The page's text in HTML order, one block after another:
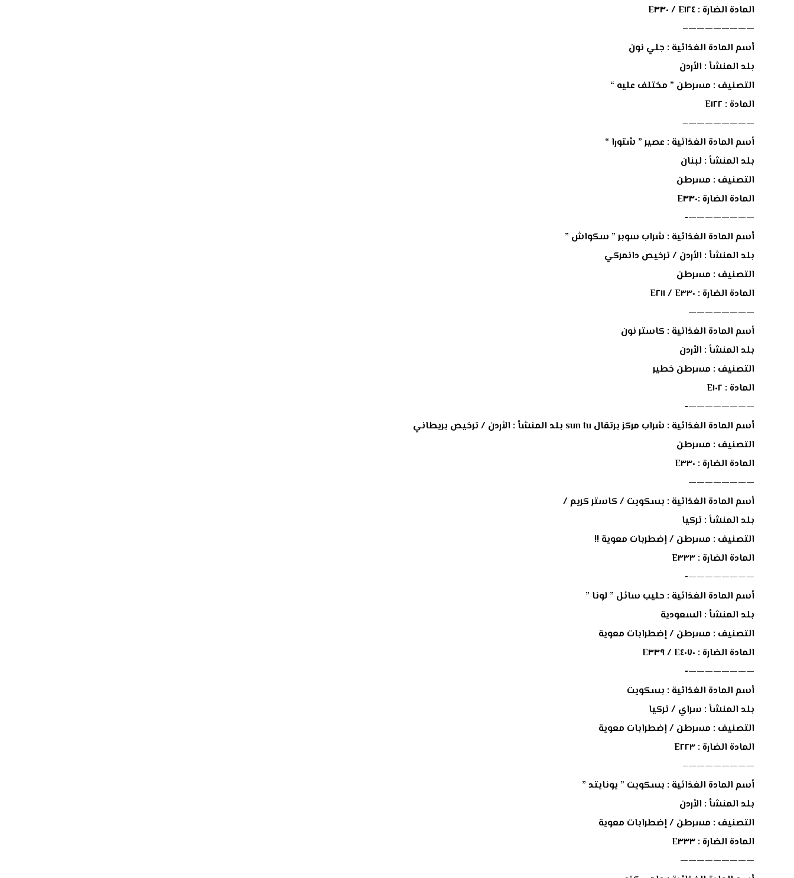
المادة الضارة : E١٢٤ / E٣٣٠
————————–
أسم المادة الغذائية : جلي نون
بلد المنشأ : اﻷردن
التصنيف : مسرطن ” مختلف عليه “
المادة : E١٢٢
————————–
أسم المادة الغذائية : عصير ” شتورا “
بلد المنشأ : لبنان
التصنيف : مسرطن
المادة الضارة :E٣٣٠
————————-
أسم المادة الغذائية : شراب سوبر ” سكواش ”
بلد المنشأ : اﻷردن / ترخيص دانمركي
التصنيف : مسرطن
المادة الضارة : E٣٣٠ / E٢١١
————————
أسم المادة الغذائية : كاستر نون
بلد المنشأ : اﻷردن
التصنيف : مسرطن خطير
المادة : E١٠٢
————————-
أسم المادة الغذائية : شراب مركز برتقال sun tu بلد المنشأ : اﻷردن / ترخيص بريطاني
التصنيف : مسرطن
المادة الضارة : E٣٣٠
————————
أسم المادة الغذائية : بسكويت / كاستر كريم /
بلد المنشأ : تركيا
التصنيف : مسرطن / إضطربات معوية !!
المادة الضارة : E٣٣٣
————————-
أسم المادة الغذائية : حليب سائل ” لونا ”
بلد المنشأ : السعودية
التصنيف : مسرطن / إضطرابات معوية
المادة الضارة : E٤٠٧٠ / E٣٣٩
————————-
أسم المادة الغذائية : بسكويت
بلد المنشأ : سراي / تركيا
التصنيف : مسرطن / إضطرابات معوية
المادة الضارة : E٢٢٣
————————–
أسم المادة الغذائية : بسكويت ” يونايتد ”
بلد المنشأ : اﻷردن
التصنيف : مسرطن / إضطرابات معوية
المادة الضارة : E٣٣٣
—————————